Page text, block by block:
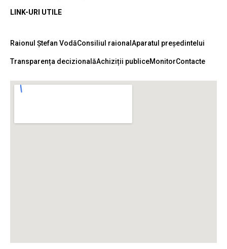
LINK-URI UTILE
Raionul Ștefan VodăConsiliul raional Aparatul președintelui
Transparența decizionalăAchiziții publiceMonitorContacte